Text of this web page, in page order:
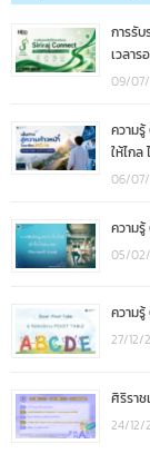
การรั
เวลาร
09/
ความ
ให้ไกล
06/
ความรู้
05/
ความรู้
27/12/
ศิริรา
24/12/